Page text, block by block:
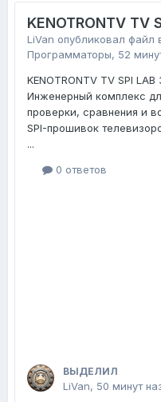
KENOTRONTV TV
LiVan опубликовал файл
Программаторы, 52
KENOTRONTV TV SPI LAB
Инженерный комплекс
проверки, сравнения и
SPI-прошивок
...
0 ответов
ВЫДЕЛИЛ
LiVan, 50 минут